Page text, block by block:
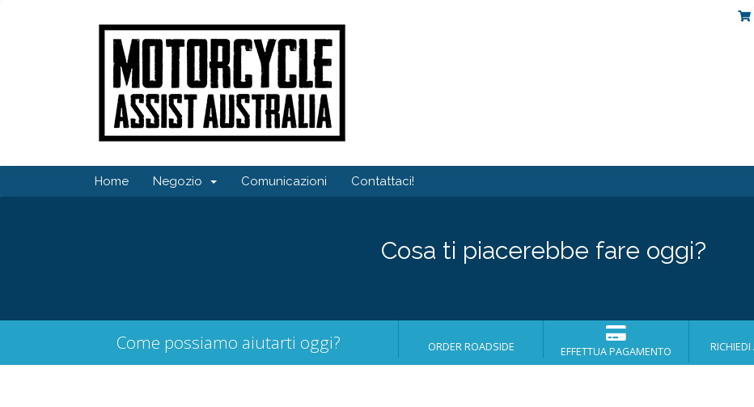
Home Negozio Comunicazioni Contattaci!
Cosa ti piacerebbe fare oggi?
Come possiamo aiutarti oggi? ORDER ROADSIDE EFFETTUA PAGAMENTO